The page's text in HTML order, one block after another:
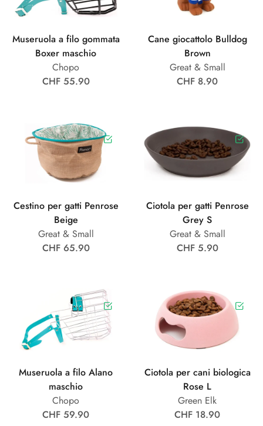
Museruola a filo gommata
Boxer maschio
Chopo
CHF 55.90
Cane giocattolo Bulldog
Brown
Great & Small
CHF 8.90
Cestino per gatti Penrose
Beige
Great & Small
CHF 65.90
Ciotola per gatti Penrose
Grey S
Great & Small
CHF 5.90
Museruola a filo Alano
maschio
Chopo
CHF 59.90
Ciotola per cani biologica
Rose L
Green Elk
CHF 18.90